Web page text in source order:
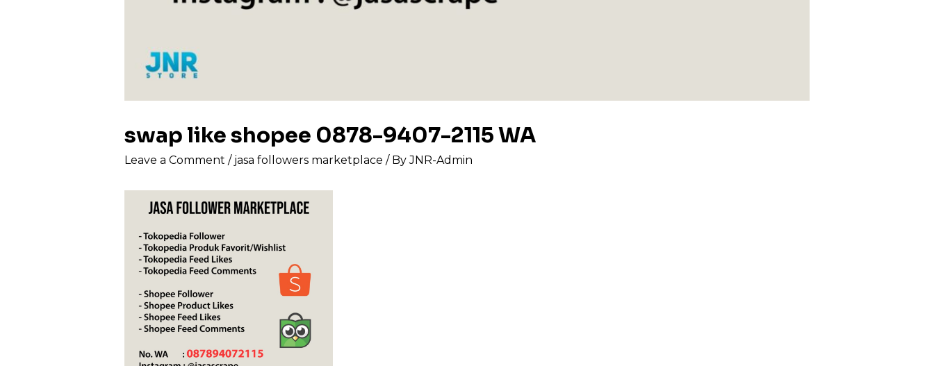
swap like shopee 0878-9407-2115 WA
Leave a Comment / jasa followers marketplace / ByJNR-Admin